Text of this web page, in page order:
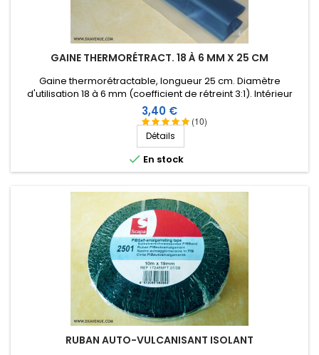
GAINE THERMORÉTRACT. 18 À 6 MM X 25 CM
(10)
Gaine thermorétractable, longueur 25 cm. Diamètre
d'utilisation 18 à 6 mm (coefficient de rétreint 3:1). Intérieur
revêtu d'une résine thermoplastique.
Prix
3,40 €
Détails
 En stock
RUBAN AUTO-VULCANISANT ISOLANT